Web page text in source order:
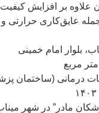
بر افزایش
جمله عایق‌کاری
بلوار امام خمینی
درمانی (ساختمان
مادر” در شهر